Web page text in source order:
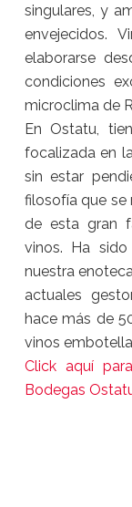
singulares, y
envejecidos.
elaborarse
condiciones
microclima de
En Ostatu,
focalizada en
sin estar
filosofía que se
de esta gran
vinos. Ha
nuestra
actuales
hace más de
vinos
Click aquí
Bodegas